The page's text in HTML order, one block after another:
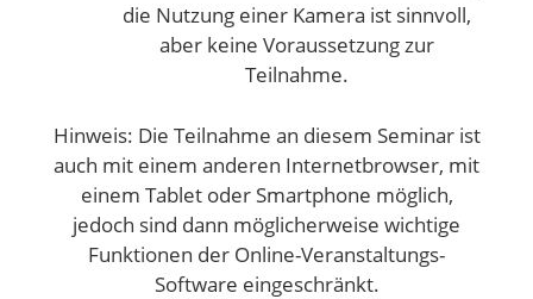
die Nutzung einer Kamera ist sinnvoll,
aber keine Voraussetzung zur
Teilnahme.
Hinweis: Die Teilnahme an diesem Seminar ist
auch mit einem anderen Internetbrowser, mit
einem Tablet oder Smartphone möglich,
jedoch sind dann möglicherweise wichtige
Funktionen der Online-Veranstaltungs-
Software eingeschränkt.